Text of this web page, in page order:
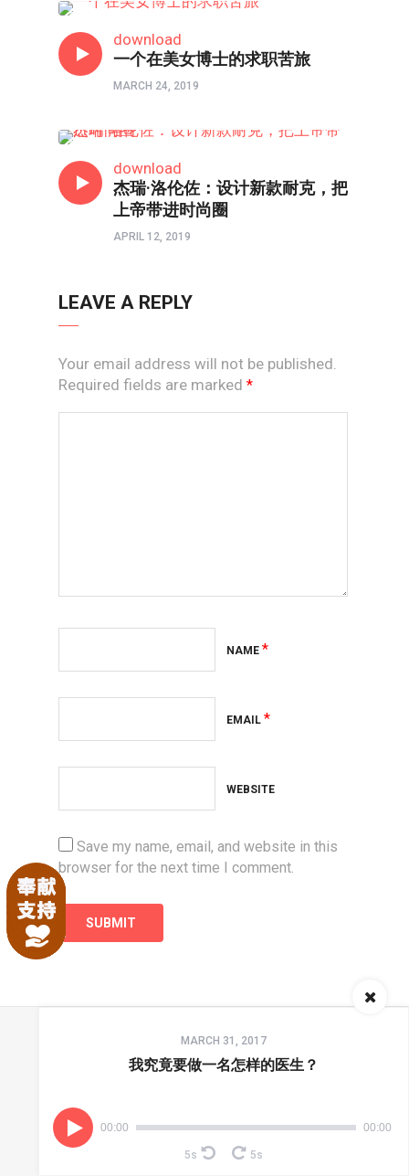
download
一个在美女博士的求职苦旅
MARCH 24, 2019
download
杰瑞·洛伦佐：设计新款耐克，把
上帝带进时尚圈
APRIL 12, 2019
LEAVE A REPLY
Your email address will not be published.
Required fields are marked *
NAME *
EMAIL *
WEBSITE
Save my name, email, and website in this
browser for the next time I comment.
MARCH 31, 2017
我究竟要做一名怎样的医生？
00:00 00:00
5s 5s
联系我们 播客 境界有声 圣辩之约